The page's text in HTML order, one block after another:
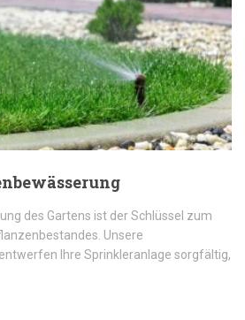
des Gartens ist der Schlüssel zum
Unsere
Ihre Sprinkleranlage sorgfältig,